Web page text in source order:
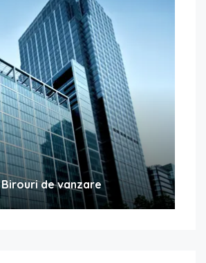
Birouri de vanzare